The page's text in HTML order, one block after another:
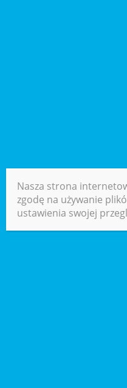
Nasza strona
zgodę na używanie
ustawienia swojej